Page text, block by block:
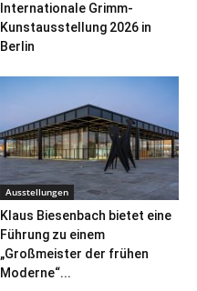
Internationale Grimm-
Kunstausstellung 2026 in
Berlin
Ausstellungen
Klaus Biesenbach bietet eine
Führung zu einem
„Großmeister der frühen
Moderne“...